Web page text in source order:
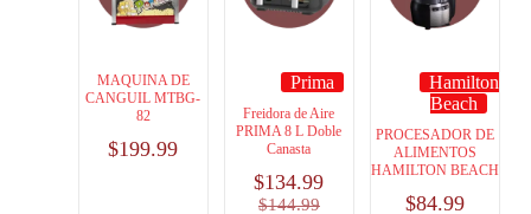
MAQUINA DE
CANGUIL MTBG-
82
$199.99
Prima
Freidora de Aire
PRIMA 8 L Doble
Canasta
$144.99
$134.99
Hamilton
Beach
PROCESADOR DE
ALIMENTOS
HAMILTON BEACH
$84.99